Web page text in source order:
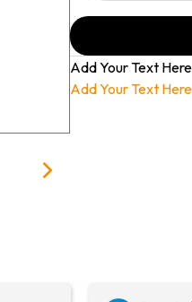
Add Your Text Here
Add Your Text Here